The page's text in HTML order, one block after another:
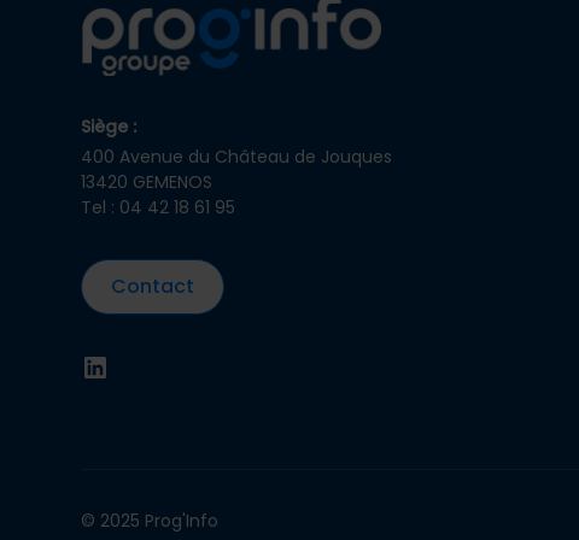
Siège :
400 Avenue du Château de Jouques
13420 GEMENOS
Tel : 04 42 18 61 95
Contact
© 2025 Prog'Info